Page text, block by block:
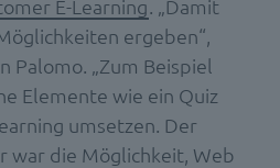
E-Learning. „Damit
ergeben“,
Palomo. „Zum Beispiel
Elemente wie ein Quiz
umsetzen. Der
war die Möglichkeit, Web